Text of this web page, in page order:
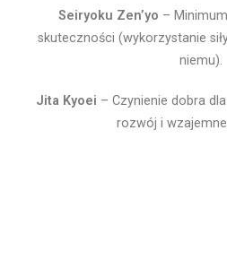
Seiryoku Zen’yo –
skuteczności (wykorzystanie
niemu).
Jita Kyoei – Czynienie dobra
rozwój i